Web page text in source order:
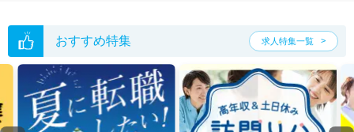
おすすめ特集 求人特集一覧